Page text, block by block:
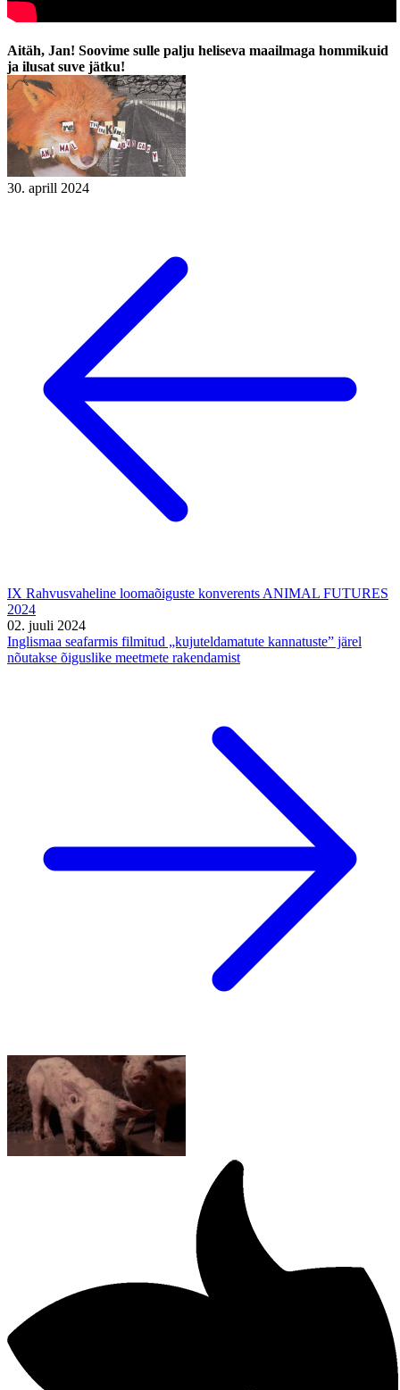
Aitäh, Jan! Soovime sulle palju heliseva maailmaga hommikuid
ja ilusat suve jätku!
30. aprill 2024
IX Rahvusvaheline loomaõiguste konverents ANIMAL FUTURES
2024
02. juuli 2024
Inglismaa seafarmis filmitud „kujuteldamatute kannatuste” järel
nõutakse õiguslike meetmete rakendamist